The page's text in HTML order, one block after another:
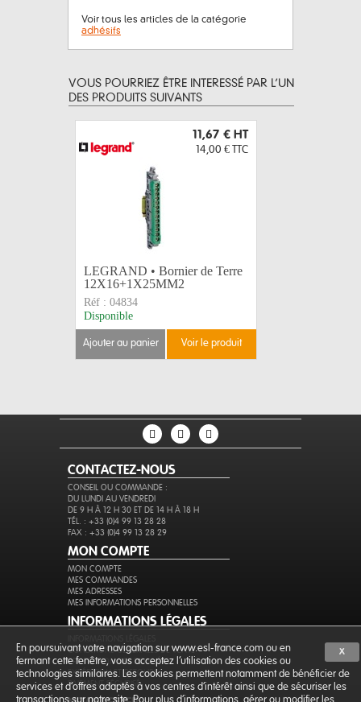
Voir tous les articles de la catégorie
adhésifs
VOUS POURRIEZ ÊTRE INTERESSÉ PAR L’UN
DES PRODUITS SUIVANTS
11,67 € HT
14,00 € TTC
LEGRAND • Bornier de Terre
12X16+1X25MM2
Réf : 04834
Disponible
ajouter au panier voir le produit
CONTACTEZ-NOUS
CONSEIL OU COMMANDE :
DU LUNDI AU VENDREDI
DE 9 H À 12 H 30 ET DE 14 H À 18 H
TÉL. : +33 (0)4 99 13 28 28
FAX : +33 (0)4 99 13 28 29
MON COMPTE
MON COMPTE
MES COMMANDES
MES ADRESSES
MES INFORMATIONS PERSONNELLES
INFORMATIONS LÉGALES
CONDITIONS GÉNÉRALES DE VENTE
PROTECTION DES DONNÉES
EXPÉDITION ET RETOURS
PAIEMENT SÉCURISÉ
X
En poursuivant votre navigation sur www.esl-france.com ou en
fermant cette fenêtre, vous acceptez l’utilisation des cookies ou
technologies similaires. Les cookies permettent notamment de bénéficier de
services et d'offres adaptés à vos centres d'intérêt ainsi que de sécuriser les